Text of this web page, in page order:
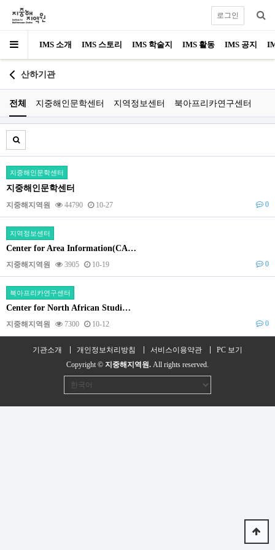
IMS 소개 IMS 스토리 IMS 학술지 IMS 활동 IMS 공지
로그인
산하기관
전체 지중해인문학센터 지역정보센터 북아프리카연구센터
지중해인문학센터
지중해인문학센터
지중해지역원 44790 10-27 0
지역정보센터
Center for Area Information(CA…
지중해지역원 3905 10-19 0
북아프리카연구센터
Center for North African Studi…
지중해지역원 7300 10-12 0
기관소개 개인정보처리방침 서비스이용약관
PC 보기
Copyright © 지중해지역원. All rights reserved.